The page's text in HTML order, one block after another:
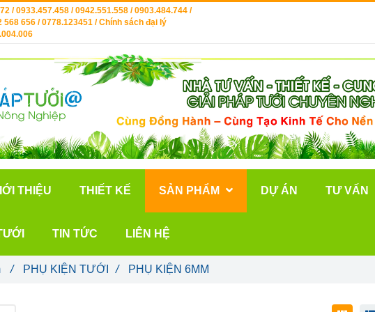
/ PHỤ KIỆN TƯỚI / PHỤ KIỆN 6MM
/ 0933.457.458 / 0942.551.558 / 0903.484.744 /
568 656 / 0778.123451 / Chính sách đại lý
THIỆU THIẾT KẾ SẢN PHẨM DỰ ÁN TƯ VẤN
TIN TỨC LIÊN HỆ